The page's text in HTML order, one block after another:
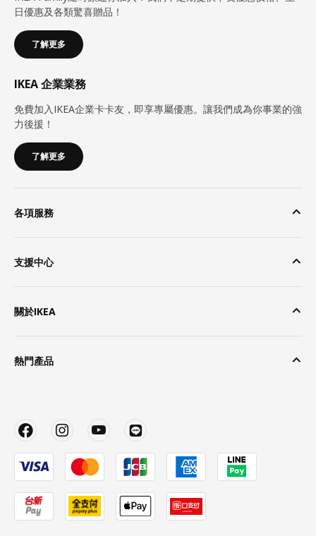
日優惠及各類驚喜贈品！
了解更多
IKEA 企業業務
免費加入IKEA企業卡卡友，即享專屬優惠。讓我們成為你事業的強
力後援！
了解更多
各項服務
支援中心
關於IKEA
熱門產品